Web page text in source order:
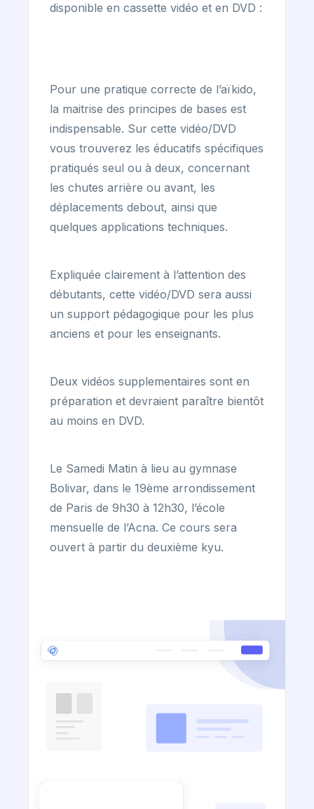
disponible en cassette vidéo et en DVD :
Pour une pratique correcte de l’aïkido,
la maitrise des principes de bases est
indispensable. Sur cette vidéo/DVD
vous trouverez les éducatifs spécifiques
pratiqués seul ou à deux, concernant
les chutes arrière ou avant, les
déplacements debout, ainsi que
quelques applications techniques.
Expliquée clairement à l’attention des
débutants, cette vidéo/DVD sera aussi
un support pédagogique pour les plus
anciens et pour les enseignants.
Deux vidéos supplementaires sont en
préparation et devraient paraître bientôt
au moins en DVD.
Le Samedi Matin à lieu au gymnase
Bolivar, dans le 19ème arrondissement
de Paris de 9h30 à 12h30, l’école
mensuelle de l’Acna. Ce cours sera
ouvert à partir du deuxième kyu.